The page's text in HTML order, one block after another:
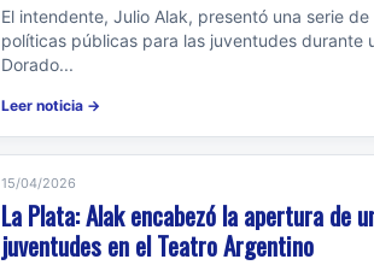
El intendente, Julio Alak, presentó una serie
políticas públicas para las juventudes durante
Dorado...
Leer noticia →
15/04/2026
La Plata: Alak encabezó la apertura de
juventudes en el Teatro Argentino